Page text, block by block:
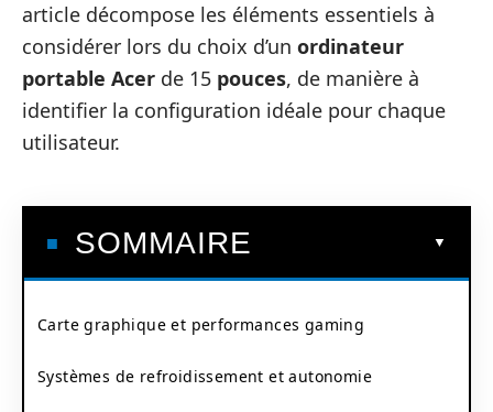
article décompose les éléments essentiels à
considérer lors du choix d’un ordinateur
portable Acer de 15 pouces, de manière à
identifier la configuration idéale pour chaque
utilisateur.
SOMMAIRE
Carte graphique et performances gaming
Systèmes de refroidissement et autonomie